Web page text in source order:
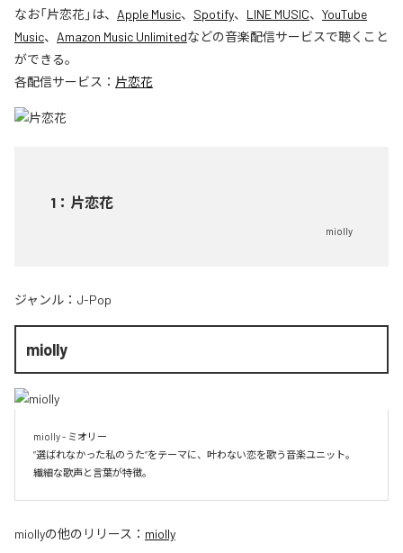
なお「片恋花」は、 Apple Music、 Spotify、 LINE MUSIC、 YouTube
Music、 Amazon Music Unlimitedなどの音楽配信サービスで聴くこと
ができる。
各配信サービス： 片恋花
1 ： 片恋花
miolly
ジャンル： J-Pop
miolly
miolly - ミオリー
”選ばれなかった私のうた”をテーマに、叶わない恋を歌う音楽ユニット。
miollyの他のリリース： miolly